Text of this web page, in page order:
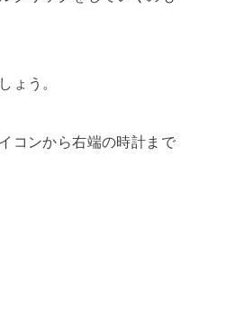
ょう。
コンから右端の時計まで